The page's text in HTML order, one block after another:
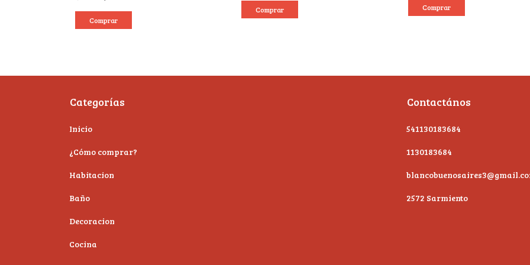
Comprar
Comprar
Categorías
Inicio
¿Cómo comprar?
Habitacion
Baño
Decoracion
Cocina
Contactános
541130183684
1130183684
2572 Sarmiento